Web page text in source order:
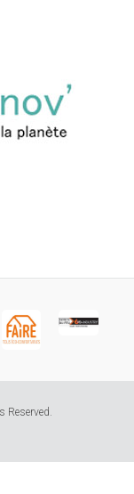
Reserved.